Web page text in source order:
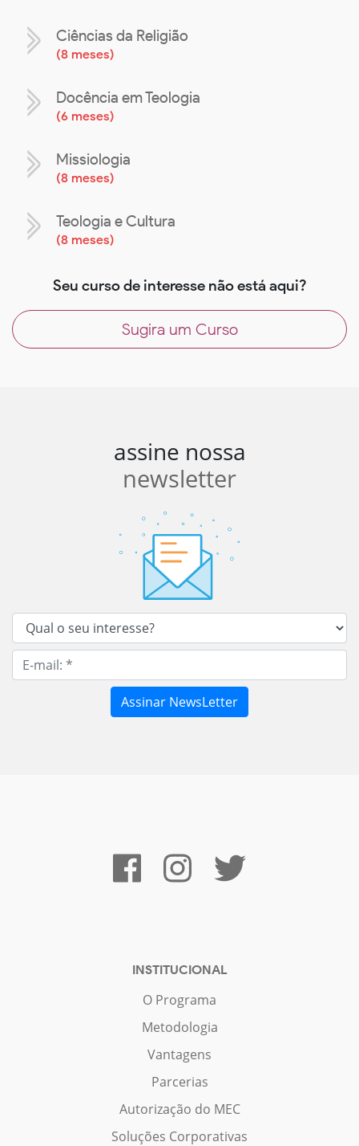
Ciências da Religião
(8 meses)
Docência em Teologia
(6 meses)
Missiologia
(8 meses)
Teologia e Cultura
(8 meses)
Seu curso de interesse não está aqui?
Sugira um Curso
assine nossa
newsletter
INSTITUCIONAL
O Programa
Metodologia
Vantagens
Parcerias
Autorização do MEC
Soluções Corporativas